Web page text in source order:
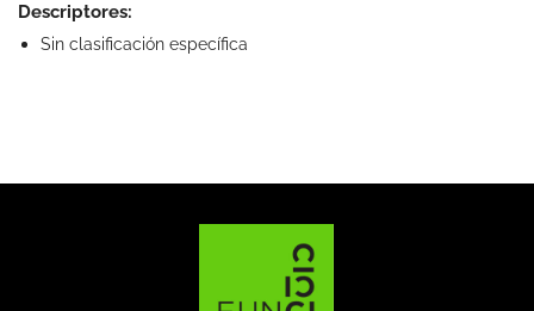
Descriptores:
Sin clasificación específica